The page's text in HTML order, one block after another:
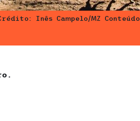
Inês Campelo/MZ Conteúdo